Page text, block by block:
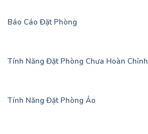
Báo Cáo Đặt Phòng
Tính Năng Đặt Phòng Chưa Hoàn Chỉnh
Tính Năng Đặt Phòng Ảo